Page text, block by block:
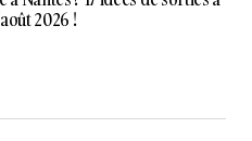
2026 !